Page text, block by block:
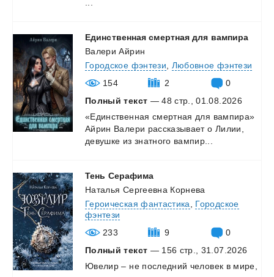
Единственная смертная для вампира
Валери Айрин
Городское фэнтези
Любовное фэнтези
154
2
0
Полный текст — 48 стр., 01.08.2026
«Единственная смертная для вампира»
Айрин Валери рассказывает о Лилии,
девушке из знатного вампир...
Тень Серафима
Наталья Сергеевна Корнева
Героическая фантастика
Городское
фэнтези
233
9
0
Полный текст — 156 стр., 31.07.2026
Ювелир – не последний человек в мире,